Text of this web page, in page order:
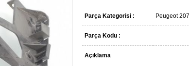
Parça Kategorisi : Peugeot 207
Parça Kodu :
Açıklama